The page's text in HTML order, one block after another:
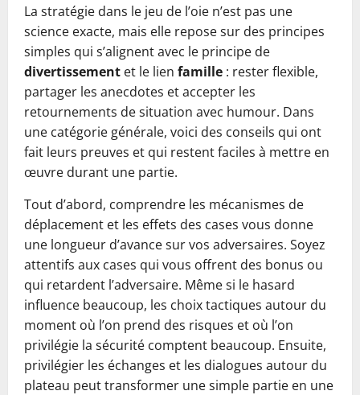
La stratégie dans le jeu de l’oie n’est pas une
science exacte, mais elle repose sur des principes
simples qui s’alignent avec le principe de
divertissement et le lien famille : rester flexible,
partager les anecdotes et accepter les
retournements de situation avec humour. Dans
une catégorie générale, voici des conseils qui ont
fait leurs preuves et qui restent faciles à mettre en
œuvre durant une partie.
Tout d’abord, comprendre les mécanismes de
déplacement et les effets des cases vous donne
une longueur d’avance sur vos adversaires. Soyez
attentifs aux cases qui vous offrent des bonus ou
qui retardent l’adversaire. Même si le hasard
influence beaucoup, les choix tactiques autour du
moment où l’on prend des risques et où l’on
privilégie la sécurité comptent beaucoup. Ensuite,
privilégier les échanges et les dialogues autour du
plateau peut transformer une simple partie en une